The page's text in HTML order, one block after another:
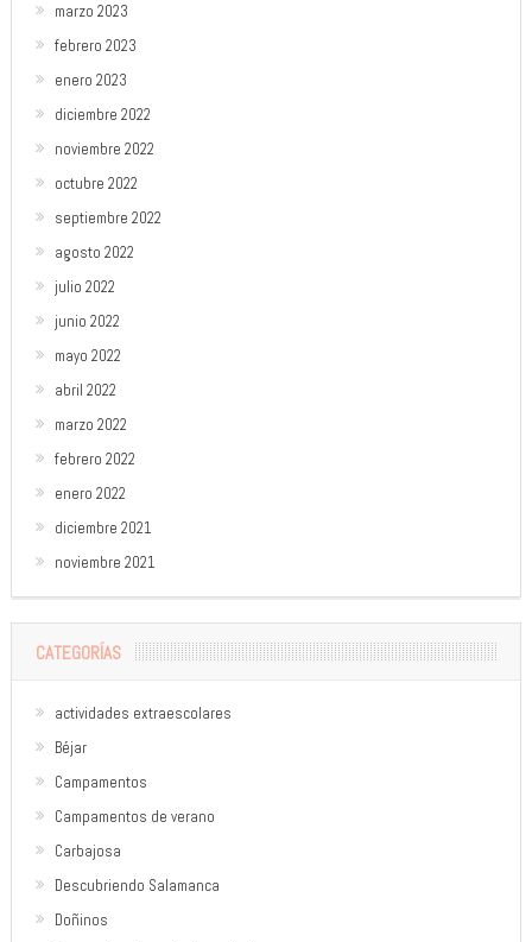
marzo 2023
febrero 2023
enero 2023
diciembre 2022
noviembre 2022
octubre 2022
septiembre 2022
agosto 2022
julio 2022
junio 2022
mayo 2022
abril 2022
marzo 2022
febrero 2022
enero 2022
diciembre 2021
noviembre 2021
CATEGORÍAS
actividades extraescolares
Béjar
Campamentos
Campamentos de verano
Carbajosa
Descubriendo Salamanca
Doñinos